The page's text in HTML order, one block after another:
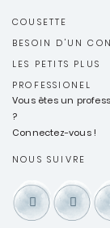
COUSETTE
BESOIN D'UN
LES PETITS PLUS
PROFESSIONEL
Vous êtes un
?
Connectez-vous !
NOUS SUIVRE